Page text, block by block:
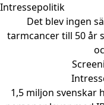
Intressepolitik
Det blev ingen
tarmcancer till 50 år
1,5 miljon svenskar